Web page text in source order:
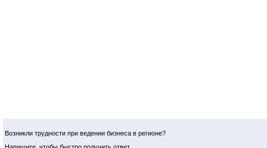
Возникли трудности при ведении бизнеса в регионе?